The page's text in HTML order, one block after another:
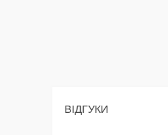
ВІДГУКИ